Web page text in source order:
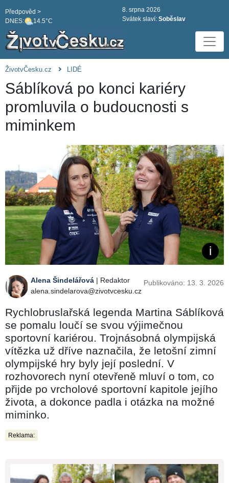
DNES: 14.5°C
Předpověd >
8. srpna 2026
Svátek slaví: Soběslav
ŽivotvČesku.cz LIDÉ
Sáblíková po konci kariéry
promluvila o budoucnosti s
miminkem
Alena Šindelářová | Redaktor
alena.sindelarova@zivotvcesku.cz
Publikováno: 13. 3. 2026
Rychlobruslařská legenda Martina Sáblíková
se pomalu loučí se svou výjimečnou
sportovní kariérou. Trojnásobná olympijská
vítězka už dříve naznačila, že letošní zimní
olympijské hry byly její poslední. V
rozhovorech nyní otevřeně mluví o tom, co
přijde po vrcholové sportovní kapitole jejího
života, a dokonce padla i otázka na možné
miminko.
Reklama: